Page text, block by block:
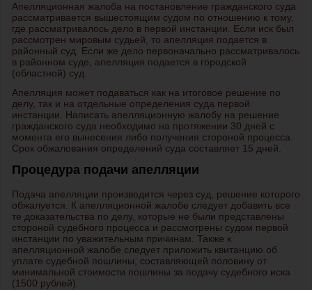
Апелляционная жалоба на постановление гражданского суда
рассматривается вышестоящим судом по отношению к тому,
где рассматривалось дело в первой инстанции. Если иск был
рассмотрен мировым судьей, то апелляция подается в
районный суд. Если же дело первоначально рассматривалось
в районном суде, апелляция подается в городской
(областной) суд.
Апелляция может подаваться как на итоговое решение по
делу, так и на отдельные определения суда первой
инстанции. Написать апелляционную жалобу на решение
гражданского суда необходимо на протяжении 30 дней с
момента его вынесения либо получения стороной процесса.
Срок обжалования определений суда составляет 15 дней.
Процедура подачи апелляции
Подача апелляции производится через суд, решение которого
обжалуется. К апелляционной жалобе следует добавить все
те доказательства по делу, которые не были представлены
стороной судебного процесса и рассмотрены судом первой
инстанции по уважительным причинам. Также к
апелляционной жалобе следует приложить квитанцию об
уплате судебной пошлины, составляющей половину от
минимальной стоимости пошлины за подачу судебного иска
(1500 рублей).